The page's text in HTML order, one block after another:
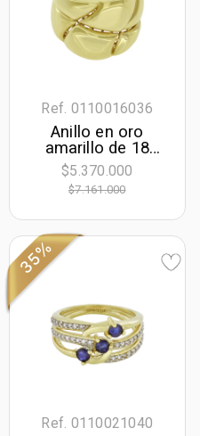
Ref. 0110016036
Anillo en oro
amarillo de 18
Kilates
$5.370.000
$7.161.000
35%
Ref. 0110021040